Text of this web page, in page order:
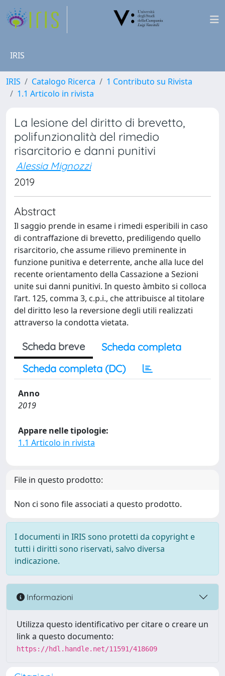
IRIS
IRIS Catalogo Ricerca
1 Contributo su Rivista
1.1 Articolo in rivista
La lesione del diritto di brevetto,
polifunzionalità del rimedio
risarcitorio e danni punitivi
Alessia Mignozzi
2019
Abstract
Il saggio prende in esame i rimedi esperibili in caso
di contraffazione di brevetto, prediligendo quello
risarcitorio, che assume rilievo preminente in
funzione punitiva e deterrente, anche alla luce del
recente orientamento della Cassazione a Sezioni
unite sui danni punitivi. In questo àmbito si colloca
l’art. 125, comma 3, c.p.i., che attribuisce al titolare
del diritto leso la reversione degli utili realizzati
attraverso la condotta vietata.
Scheda breve
Scheda completa
Scheda completa (DC)
Anno
2019
Appare nelle tipologie:
1.1 Articolo in rivista
File in questo prodotto:
Non ci sono file associati a questo prodotto.
I documenti in IRIS sono protetti da copyright e
tutti i diritti sono riservati, salvo diversa
indicazione.
Informazioni
Utilizza questo identificativo per citare o creare un
link a questo documento:
https://hdl.handle.net/11591/418609